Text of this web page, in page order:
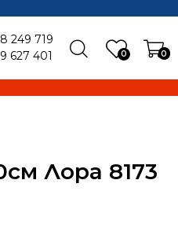
0 0
249 719
627 401
Лора 8173